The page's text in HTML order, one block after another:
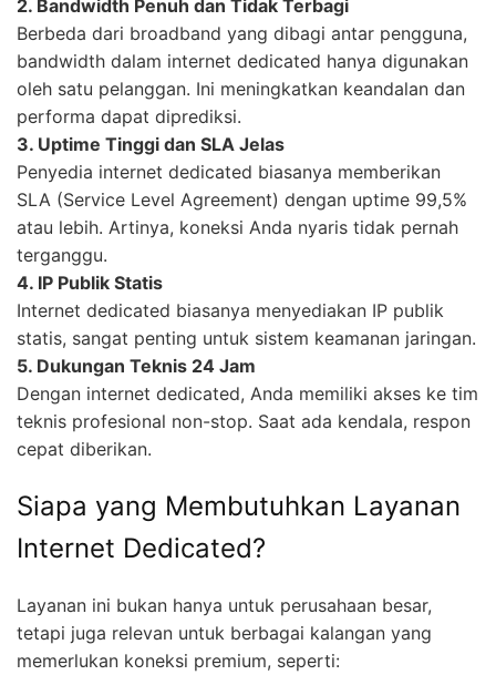
2. Bandwidth Penuh dan Tidak Terbagi
Berbeda dari broadband yang dibagi antar pengguna,
bandwidth dalam internet dedicated hanya digunakan
oleh satu pelanggan. Ini meningkatkan keandalan dan
performa dapat diprediksi.
3. Uptime Tinggi dan SLA Jelas
Penyedia internet dedicated biasanya memberikan
SLA (Service Level Agreement) dengan uptime 99,5%
atau lebih. Artinya, koneksi Anda nyaris tidak pernah
terganggu.
4. IP Publik Statis
Internet dedicated biasanya menyediakan IP publik
statis, sangat penting untuk sistem keamanan jaringan.
5. Dukungan Teknis 24 Jam
Dengan internet dedicated, Anda memiliki akses ke tim
teknis profesional non-stop. Saat ada kendala, respon
cepat diberikan.
Siapa yang Membutuhkan Layanan
Internet Dedicated?
Layanan ini bukan hanya untuk perusahaan besar,
tetapi juga relevan untuk berbagai kalangan yang
memerlukan koneksi premium, seperti: